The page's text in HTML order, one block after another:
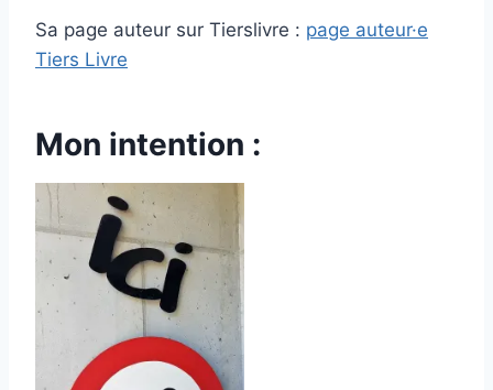
Sa page auteur sur Tierslivre : page auteur·e
Tiers Livre
Mon intention :